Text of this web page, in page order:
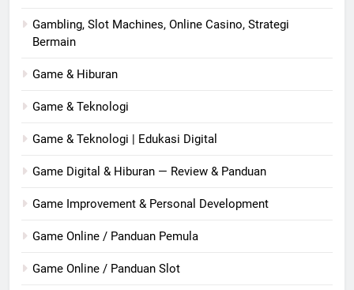
Gambling, Slot Machines, Online Casino, Strategi
Bermain
Game & Hiburan
Game & Teknologi
Game & Teknologi | Edukasi Digital
Game Digital & Hiburan — Review & Panduan
Game Improvement & Personal Development
Game Online / Panduan Pemula
Game Online / Panduan Slot